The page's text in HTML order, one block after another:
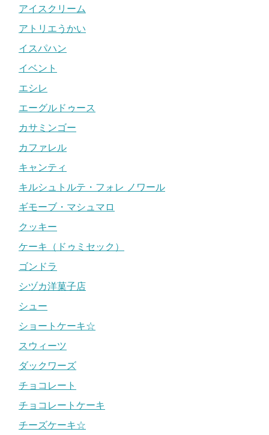
アイスクリーム
アトリエうかい
イスパハン
イベント
エシレ
エーグルドゥース
カサミンゴー
カファレル
キャンティ
キルシュトルテ・フォレ ノワール
ギモーブ・マシュマロ
クッキー
ケーキ（ドゥミセック）
ゴンドラ
シヅカ洋菓子店
シュー
ショートケーキ☆
スウィーツ
ダックワーズ
チョコレート
チョコレートケーキ
チーズケーキ☆